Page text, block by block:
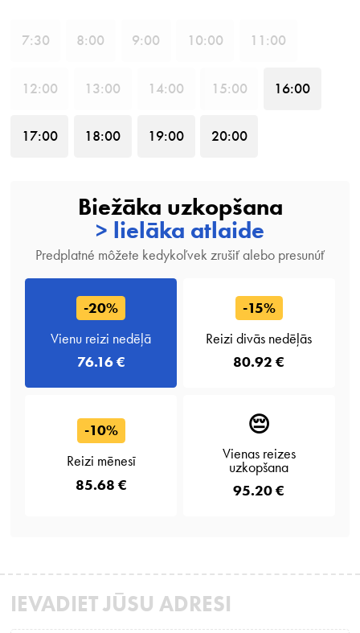
7:30 8:00 9:00 10:00 11 :00
12:00 13:00 14:00 15:00 16:00
17:00 18:00 19:00 20:00
Biežāka uzkopšana
> lielāka atlaide
Predplatné môžete kedykoľvek zrušiť alebo presunúť
-20%
Vienu reizi nedēļā
76.16 €
-15%
Reizi divās nedēļās
80.92 €
-10%
Reizi mēnesī
85.68 €
😔
Vienas reizes
uzkopšana
95.20 €
IEVADIET JŪSU ADRESI